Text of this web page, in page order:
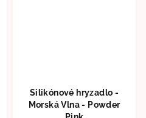
Silikónové hryzadlo -
Morská Vlna - Powder